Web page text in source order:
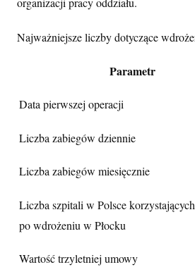
Najważniejsze liczby dotyczące
Parametr
Data pierwszej operacji
Liczba zabiegów dziennie
Liczba zabiegów miesięcznie
Liczba szpitali w Polsce
po wdrożeniu w Płocku
Wartość trzyletniej umowy